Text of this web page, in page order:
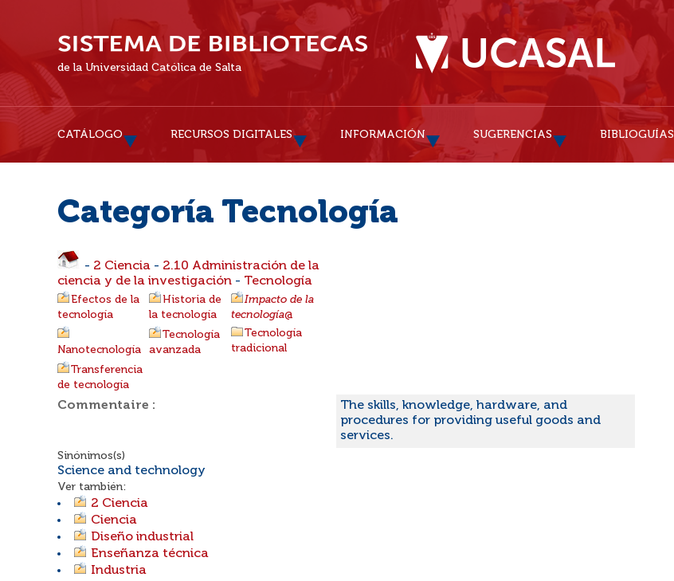
de la Universidad Católica de Salta
CATÁLOGO RECURSOS DIGITALES INFORMACIÓN SUGERENCIAS BIBLIOGUÍAS
Categoría Tecnología
- 2 Ciencia - 2.10 Administración de la
ciencia y de la investigación - Tecnología
Efectos de la
tecnología
Historia de
la tecnología
Impacto de la
tecnología@
Nanotecnología
Tecnología
avanzada
Tecnología
tradicional
Transferencia
de tecnología
Commentaire :
The skills, knowledge, hardware, and
procedures for providing useful goods and
services.
Sinónimos(s)
Science and technology
Ver también:
2 Ciencia
Ciencia
Diseño industrial
Enseñanza técnica
Industria